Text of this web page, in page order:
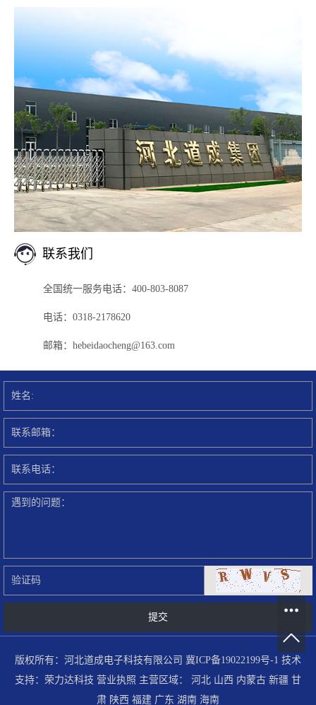
联系我们
全国统一服务电话：400-803-8087
电话：0318-2178620
邮箱：hebeidaocheng@163.com
版权所有：河北道成电子科技有限公司 冀ICP备19022199号-1 技术
支持： 荣力达科技 营业执照 主营区域： 河北 山西 内蒙古 新疆 甘
肃 陕西 福建 广东 湖南 海南